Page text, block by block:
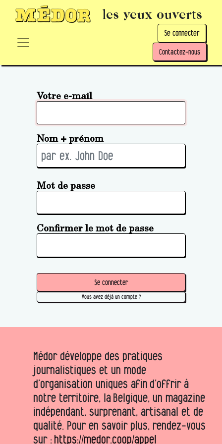
les yeux ouverts
Se connecter
Contactez-nous
Votre e-mail
Nom + prénom
Mot de passe
Confirmer le mot de passe
Se connecter
Vous avez déjà un compte ?
Médor développe des pratiques
journalistiques et un mode
d’organisation uniques afin d’offrir à
notre territoire, la Belgique, un magazine
indépendant, surprenant, artisanal et de
qualité. Pour en savoir plus, rendez-vous
sur : https://medor.coop/appel